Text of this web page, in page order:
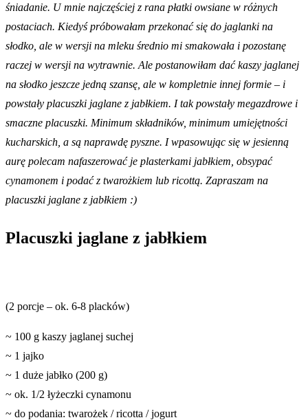
śniadanie. U mnie najczęściej z rana płatki owsiane w różnych
postaciach. Kiedyś próbowałam przekonać się do jaglanki na
słodko, ale w wersji na mleku średnio mi smakowała i pozostanę
raczej w wersji na wytrawnie. Ale postanowiłam dać kaszy jaglanej
na słodko jeszcze jedną szansę, ale w kompletnie innej formie – i
powstały placuszki jaglane z jabłkiem. I tak powstały megazdrowe i
smaczne placuszki. Minimum składników, minimum umiejętności
kucharskich, a są naprawdę pyszne. I wpasowując się w jesienną
aurę polecam nafaszerować je plasterkami jabłkiem, obsypać
cynamonem i podać z twarożkiem lub ricottą. Zapraszam na
placuszki jaglane z jabłkiem :)
Placuszki jaglane z jabłkiem
(2 porcje – ok. 6-8 placków)
~ 100 g kaszy jaglanej suchej
~ 1 jajko
~ 1 duże jabłko (200 g)
~ ok. 1/2 łyżeczki cynamonu
~ do podania: twarożek / ricotta / jogurt